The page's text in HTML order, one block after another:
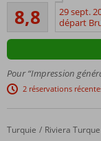
Options
de bien-
être
Piscine
avec
pour les
8,8Recommandé
93
commentaires
29 sept.
départ
Pour “Impression
2 réservations
Accueil
Turquie Riviera Turque
Kaia Coracesium